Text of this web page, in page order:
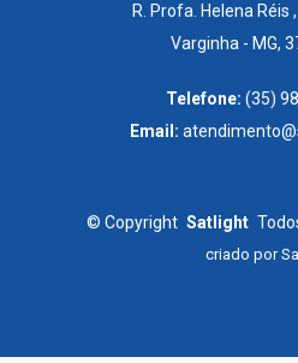
R. Profa. Helena Réis
Varginha - MG,
Telefone: (35)
Email:
© Copyright Satlight
criado por